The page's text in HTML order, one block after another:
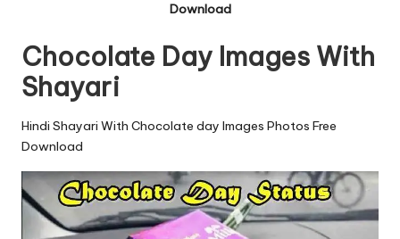
Download
Chocolate Day Images With
Shayari
Hindi Shayari With Chocolate day Images Photos Free
Download